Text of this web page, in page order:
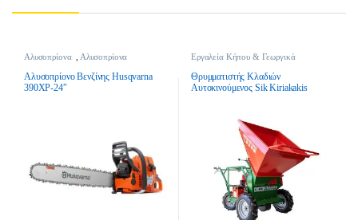
Αλυσοπρίονα
Αλυσοπρίονα
Γεωργικά Εργαλεία
Αλυσοπρίονο Βενζίνης Husqvarna
390XP-24″
Εργαλεία Κήπου & Γεωργικά
θρυμματιστές Κλαδιών Πετρελαίου
Θρυμματιστής Κλαδιών
Αυτοκινούμενος Sik Kiriakakis